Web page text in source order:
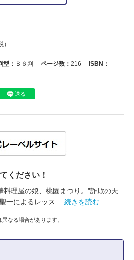
）
型： Ｂ６判 ページ数： 216
ISBN：
送る
ください！
料理屋の娘、桃園まつり。"詐欺の天
一によるレッス
…続きを読む
なる場合があります。